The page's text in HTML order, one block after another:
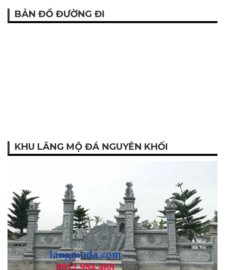
BẢN ĐỒ ĐƯỜNG ĐI
KHU LĂNG MỘ ĐÁ NGUYÊN KHỐI